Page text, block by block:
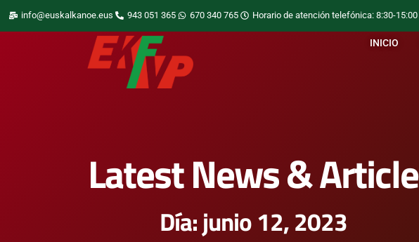
info@euskalkanoe.eus 943 051 365 670 340 765 Horario de atención telefónica: 8:30-15:00
INICIO
Latest News & Article
Día: junio 12, 2023